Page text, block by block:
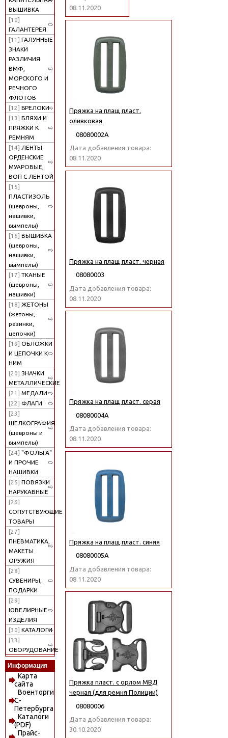
ВЫШИВКА
[10]
ГАЛАНТЕРЕЯ
[11] ГАЛУННЫЕ
ЗНАКИ
РАЗЛИЧИЯ
ВМФ,
МОРСКОГО И
РЕЧНОГО
ФЛОТОВ
[12] БРЕЛОКИ
[13] БЛЯХИ И
ПРЯЖКИ К
РЕМНЯМ
[14] ЛЕНТЫ
ОРДЕНСКИЕ
МУАРОВЫЕ,
ВОП С ЛЕНТОЙ
[15]
ПЛАСТИЗОЛЬ
(шевроны,
нашивки,
вымпелы)
[16] ВЫШИВКА
(шевроны,
нашивки,
вымпелы)
[17] ТКАНЫЕ
(шевроны,
нашивки)
[18] ЖЕТОНЫ
(жетоны,
резинки,
цепочки)
[19] ОБЛОЖКИ
И ЦЕПОЧКИ К
НИМ
[20] ЗНАЧКИ
МЕТАЛЛИЧЕСКИЕ
[21] МЕДАЛИ
[22] ФЛАГИ
[23]
ШЕЛКОГРАФИЯ
(шевроны и
вымпелы)
[24] "ФОЛЬГА"
И ПРОЧИЕ
НАШИВКИ
[25] ПОВЯЗКИ
НАРУКАВНЫЕ
[26]
СОПУТСТВУЮЩИЕ
ТОВАРЫ
[27]
ПНЕВМАТИКА,
МАКЕТЫ
ОРУЖИЯ
[28]
СУВЕНИРЫ,
ПОДАРКИ
[29]
ЮВЕЛИРНЫЕ
ИЗДЕЛИЯ
[30] КАТАЛОГИ
[33]
ОБОРУДОВАНИЕ
Информация
Карта
сайта
Военторги
С-
Петербурга
Каталоги
(PDF)
Прайс-
08.11.2020
Пряжка на плащ пласт.
оливковая
08080002А
Дата добавления товара:
08.11.2020
Пряжка на плащ пласт. черная
08080003
Дата добавления товара:
08.11.2020
Пряжка на плащ пласт. серая
08080004А
Дата добавления товара:
08.11.2020
Пряжка на плащ пласт. синяя
08080005А
Дата добавления товара:
08.11.2020
Пряжка пласт. с орлом МВД
черная (для ремня Полиции)
08080006
Дата добавления товара:
30.10.2020